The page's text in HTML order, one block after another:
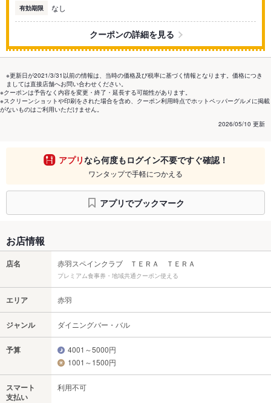
有効期限 なし
クーポンの詳細を見る
※更新日が2021/3/31以前の情報は、当時の価格及び税率に基づく情報となります。価格につき
ましては直接店舗へお問い合わせください。
※クーポンは予告なく内容を変更・終了・延長する可能性があります。
※スクリーンショットや印刷をされた場合を含め、クーポン利用時点でホットペッパーグルメに掲載
がないものはご利用いただけません。
2026/05/10 更新
アプリなら何度もログイン不要ですぐ確認！
ワンタップで手軽につかえる
アプリでブックマーク
お店情報
店名 赤羽スペインクラブ ＴＥＲＡ ＴＥＲＡ
プレミアム食事券・地域共通クーポン使える
エリア 赤羽
ジャンル ダイニングバー・バル
予算
4001～5000円
1001～1500円
スマート
支払い
利用不可